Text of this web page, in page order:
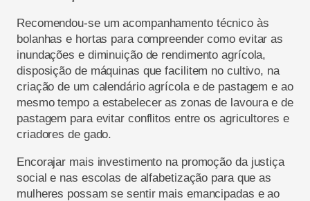
Recomendou-se um acompanhamento técnico às
bolanhas e hortas para compreender como evitar as
inundações e diminuição de rendimento agrícola,
disposição de máquinas que facilitem no cultivo, na
criação de um calendário agrícola e de pastagem e ao
mesmo tempo a estabelecer as zonas de lavoura e de
pastagem para evitar conflitos entre os agricultores e
criadores de gado.
Encorajar mais investimento na promoção da justiça
social e nas escolas de alfabetização para que as
mulheres possam se sentir mais emancipadas e ao